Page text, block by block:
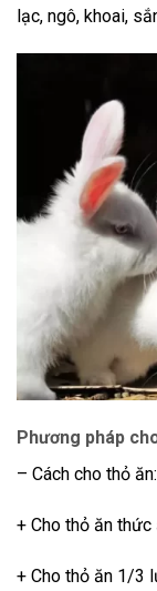
lạc, ngô, khoai,
Phương pháp
– Cách cho thỏ
+ Cho thỏ ăn
+ Cho thỏ ăn 1/3